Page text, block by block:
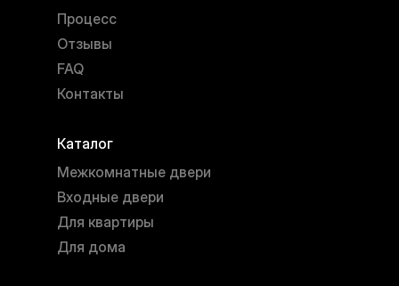
Каталог
Межкомнатные двери
Входные двери
Для квартиры
Для дома
Процесс
Отзывы
FAQ
Контакты